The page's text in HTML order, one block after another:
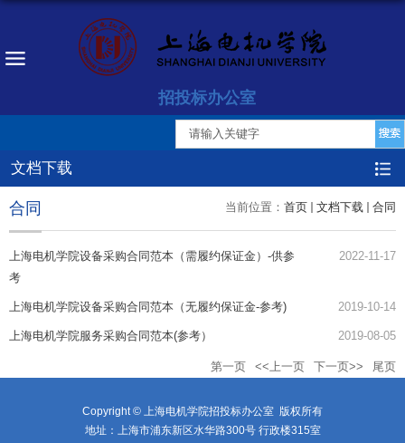
招投标办公室
文档下载
当前位置： 首页 文档下载 合同
合同
上海电机学院设备采购合同范本（需履约保证金）-供参
考
2022-11-17
上海电机学院设备采购合同范本（无履约保证金-参考) 2019-10-14
上海电机学院服务采购合同范本(参考） 2019-08-05
第一页 <<上一页 下一页>> 尾页
Copyright © 上海电机学院招投标办公室 版权所有
地址：上海市浦东新区水华路300号 行政楼315室